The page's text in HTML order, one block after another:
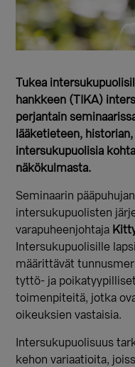
Tukea
hankkeen (TIKA)
perjantain
lääketieteen,
intersukupuolisia
näkökulmasta.
Seminaarin
intersukupuolisten
varapuheenjohtaja
Intersukupuolisille
määrittävät
tyttö- ja
toimenpiteitä, jotka
oikeuksien vastaisia.
Intersukupuolisuus
kehon variaatioita,